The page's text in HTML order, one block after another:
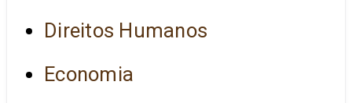
Direitos Humanos
Economia